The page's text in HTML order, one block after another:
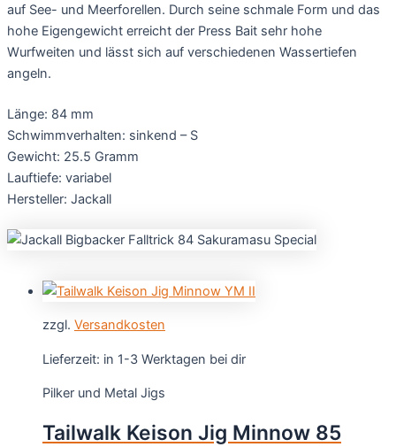
auf See- und Meerforellen. Durch seine schmale Form und das
hohe Eigengewicht erreicht der Press Bait sehr hohe
Wurfweiten und lässt sich auf verschiedenen Wassertiefen
angeln.
Länge: 84 mm
Schwimmverhalten: sinkend – S
Gewicht: 25.5 Gramm
Lauftiefe: variabel
Hersteller: Jackall
zzgl. Versandkosten
Lieferzeit: in 1-3 Werktagen bei dir
Pilker und Metal Jigs
Tailwalk Keison Jig Minnow 85